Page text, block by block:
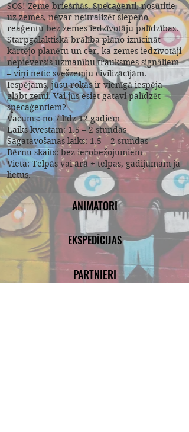
SOS! Zeme briesmās. Specaģenti, nosūtitie
uz zemes, nevar neitralizēt slepeno
reaģentu bez zemes iedzīvotāju palīdzības.
Starpgalaktiskā brālība plāno iznīcināt
kārtējo planētu un cer, ka zemes iedzīvotāji
nepieversis uzmanību trauksmes signāliem
– viņi netic svešzemju civilizācījām.
Iespējams, jūsu rokās ir vienīgā iespēja
glābt zemi. Vai jūs esiet gatavi palīdzēt
specaģentiem?
Vacums: no 7 līdz 12 gadiem
Laiks kvestam: 1.5 – 2 stundas
Sagatavošanas laiks: 1.5 – 2 stundas
Bērnu skaits: bez ierobežojumiem
Vieta: Telpās vai ārā + telpas, gadijumam ja
lietus.
ANIMATORI
EKSPEDĪCIJAS
PARTNIERI